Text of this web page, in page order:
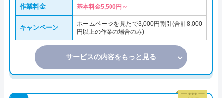
作業料金 基本料金5,500円～
キャンペーン
ホームページを見たで3,000円割引(合計8,000
円以上の作業の場合のみ)
サービスの内容をもっと見る